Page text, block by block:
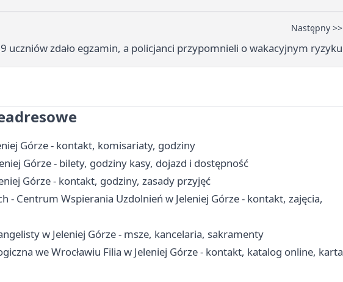
Następny >>
uczniów zdało egzamin, a policjanci przypomnieli o wakacyjnym ryzyku
Górze - kontakt, komisariaty, godziny
Górze - bilety, godziny kasy, dojazd i dostępność
Górze - kontakt, godziny, zasady przyjęć
- Centrum Wspierania Uzdolnień w Jeleniej Górze - kontakt, zajęcia,
w Jeleniej Górze - msze, kancelaria, sakramenty
we Wrocławiu Filia w Jeleniej Górze - kontakt, katalog online, karta